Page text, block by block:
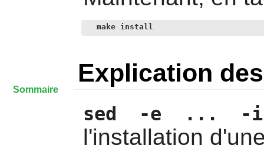
make install
Explication
sed -e ... -i
l'installation
Sommaire